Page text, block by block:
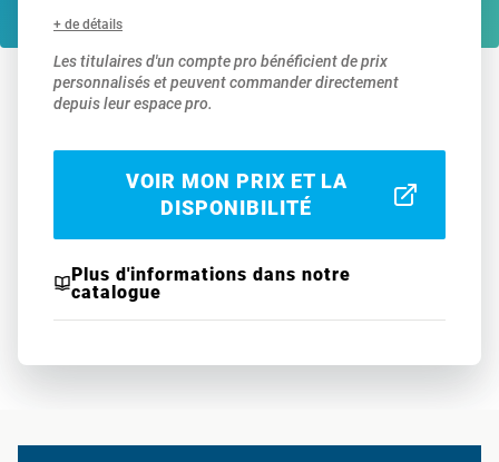
+ de détails
Les titulaires d'un compte pro bénéficient de prix
personnalisés et peuvent commander directement
depuis leur espace pro.
VOIR MON PRIX ET LA
DISPONIBILITÉ
Plus d'informations dans notre
catalogue